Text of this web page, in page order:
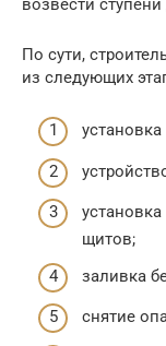
возвести
По сути,
из следующих
щитов;
заливка
снятие